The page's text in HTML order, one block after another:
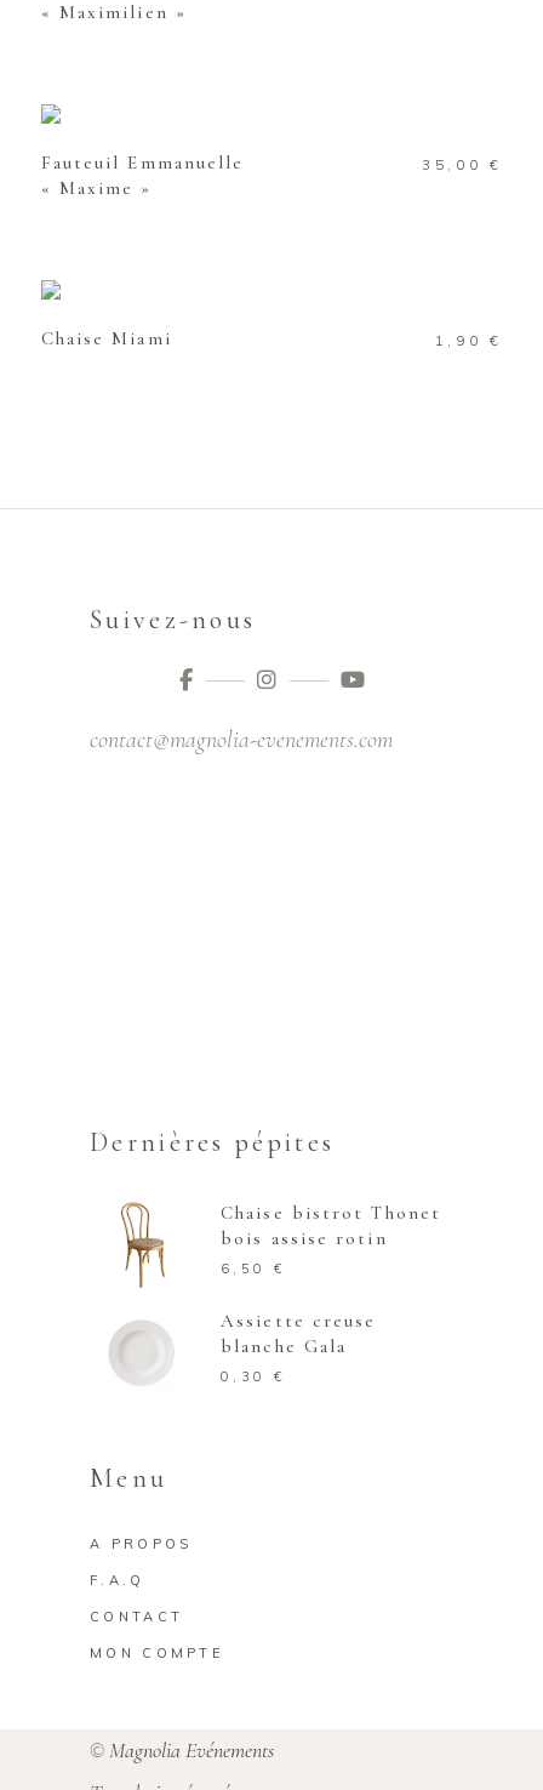
« Maximilien »
Fauteuil Emmanuelle
« Maxime »
35,00 €
Chaise Miami 1,90 €
Suivez-nous
contact@magnolia-evenements.com
Dernières pépites
Chaise bistrot Thonet
bois assise rotin
6,50 €
Assiette creuse
blanche Gala
0,30 €
Menu
A PROPOS
F.A.Q
CONTACT
MON COMPTE
© Magnolia Evénements